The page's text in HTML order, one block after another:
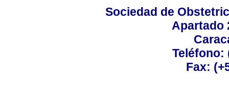
Sociedad de
Apartado
Teléfono:
Fax: